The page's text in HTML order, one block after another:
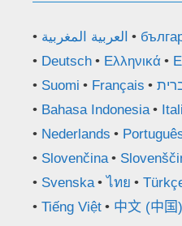
العربية المغربية
Deutsch
Ελληνικά
Suomi
Français
Bahasa Indonesia
Nederlands
Slovenčina
Svenska
ไทย
Tiếng Việt
中文 (中国)